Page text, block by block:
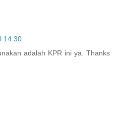
14.30
adalah KPR ini ya. Thanks